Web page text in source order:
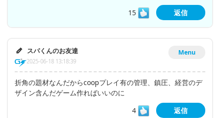
15
返信
Menu
スパくんのお友達
2025-06-18 13:18:39
折角の題材なんだからcoopプレイ有の管理、鎮圧、経営のデ
ザイン含んだゲーム作ればいいのに
4
返信